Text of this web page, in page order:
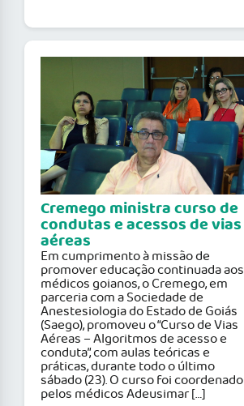
Cremego ministra curso de
condutas e acessos de vias
aéreas
Em cumprimento à missão de
promover educação continuada aos
médicos goianos, o Cremego, em
parceria com a Sociedade de
Anestesiologia do Estado de Goiás
(Saego), promoveu o “Curso de Vias
Aéreas – Algoritmos de acesso e
conduta”, com aulas teóricas e
práticas, durante todo o último
sábado (23). O curso foi coordenado
pelos médicos Adeusimar […]